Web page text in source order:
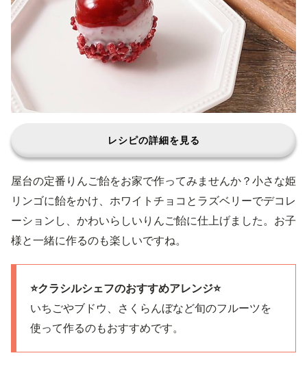
レシピの詳細を見る
屋台の定番りんご飴をお家で作ってみませんか？小さな姫
リンゴに飴をかけ、ホワイトチョコとラズベリーでデコレ
ーションし、かわいらしいりんご飴に仕上げました。お子
様と一緒に作るのも楽しいですね。
⭐️クラシルシェフのおすすめアレンジ⭐️
いちごやブドウ、さくらんぼなど旬のフルーツを
使って作るのもおすすめです。